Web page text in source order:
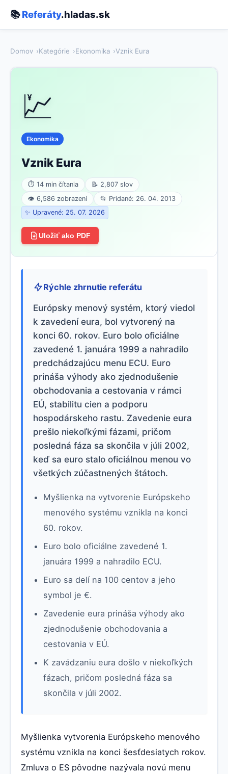
📚Referáty.hladas.sk
Domov Kategórie Ekonomika Vznik Eura
💹
Ekonomika
Vznik Eura
⏱ 14 min čítania
📝 2,807 slov
👁 6,586 zobrazení
📂 Pridané: 26. 04. 2013
✨ Upravené: 25. 07. 2026
Uložiť ako PDF
Rýchle zhrnutie referátu
Európsky menový systém, ktorý viedol
k zavedení eura, bol vytvorený na
konci 60. rokov. Euro bolo oficiálne
zavedené 1. januára 1999 a nahradilo
predchádzajúcu menu ECU. Euro
prináša výhody ako zjednodušenie
obchodovania a cestovania v rámci
EÚ, stabilitu cien a podporu
hospodárskeho rastu. Zavedenie eura
prešlo niekoľkými fázami, pričom
posledná fáza sa skončila v júli 2002,
keď sa euro stalo oficiálnou menou vo
všetkých zúčastnených štátoch.
Myšlienka na vytvorenie Európskeho
menového systému vznikla na konci
60. rokov.
Euro bolo oficiálne zavedené 1.
januára 1999 a nahradilo ECU.
Euro sa delí na 100 centov a jeho
symbol je €.
Zavedenie eura prináša výhody ako
zjednodušenie obchodovania a
cestovania v EÚ.
K zavádzaniu eura došlo v niekoľkých
fázach, pričom posledná fáza sa
skončila v júli 2002.
Myšlienka vytvorenia Európskeho menového
systému vznikla na konci šesťdesiatych rokov.
Zmluva o ES pôvodne nazývala novú menu